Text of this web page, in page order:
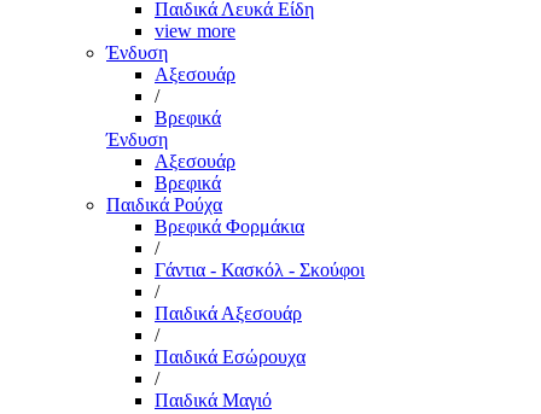
Παιδικά Λευκά Είδη
view more
Ένδυση
Αξεσουάρ
/
Βρεφικά
Ένδυση
Αξεσουάρ
Βρεφικά
Παιδικά Ρούχα
Βρεφικά Φορμάκια
/
Γάντια - Κασκόλ - Σκούφοι
/
Παιδικά Αξεσουάρ
/
Παιδικά Εσώρουχα
/
Παιδικά Μαγιό